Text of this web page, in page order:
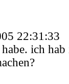
22:31:33
ich